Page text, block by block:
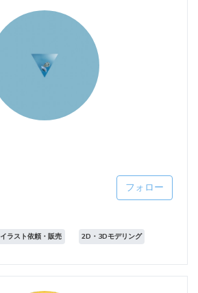
フォロー
イラスト依頼・販売 2D・3Dモデリング